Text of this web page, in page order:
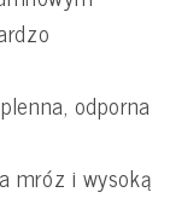
odporna
mróz i wysoką